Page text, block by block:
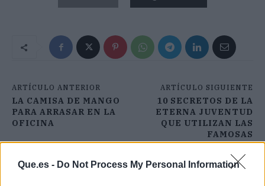
Que.es - Do Not Process My Personal Information
ARTÍCULO ANTERIOR
LA CAMISA DE MANGO
PARA ARRASAR EN LA
OFICINA
ARTÍCULO SIGUIENTE
10 SECRETOS DE LA
ETERNA JUVENTUD
QUE UTILIZAN LAS
FAMOSAS